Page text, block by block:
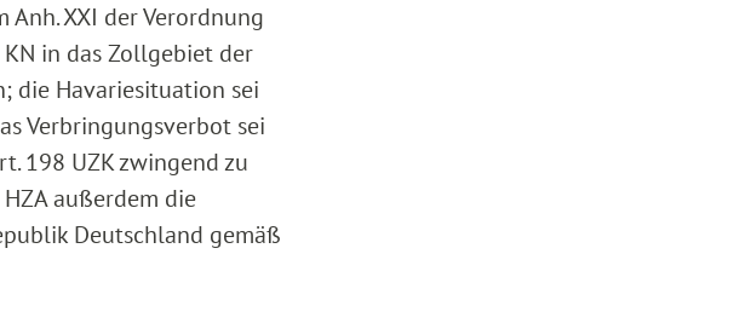
Anh. XXI der Verordnung
in das Zollgebiet der
die Havariesituation sei
Verbringungsverbot sei
198 UZK zwingend zu
außerdem die
Deutschland gemäß